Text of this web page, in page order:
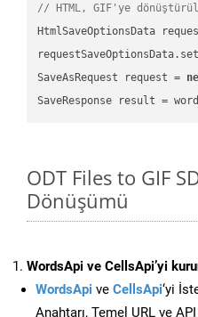
// HTML, GIF'ye
HtmlSaveOptionsData
SaveAsRequest request =
ODT Files to GIF
Dönüşümü
WordsApi ve CellsApi’yi
WordsApi ve CellsApi‘yi
Anahtarı, Temel URL ve